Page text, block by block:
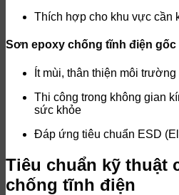
Thích hợp cho khu vực cần
Sơn epoxy chống tĩnh điện
Ít mùi, thân thiện môi trường
Thi công trong không gian
sức khỏe
Đáp ứng tiêu chuẩn ESD
Tiêu chuẩn kỹ thuật
chống tĩnh điện